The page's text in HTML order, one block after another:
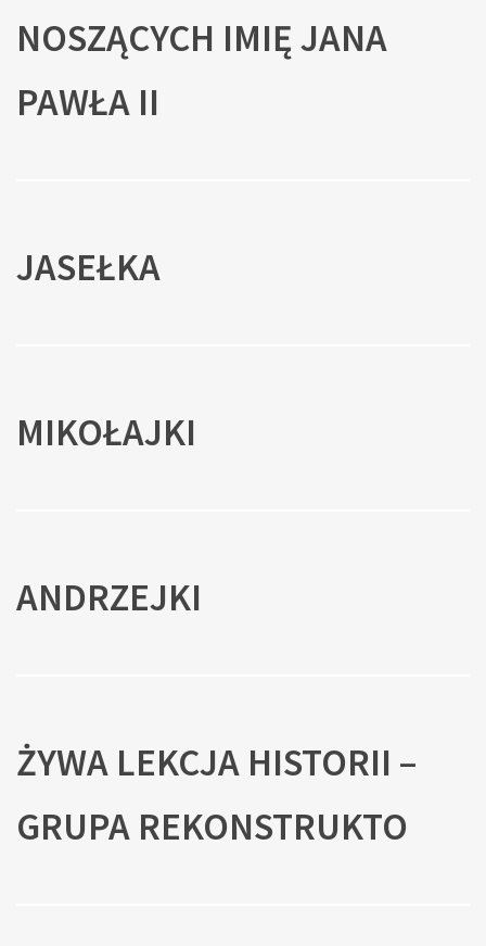
NOSZĄCYCH IMIĘ JANA
PAWŁA II
JASEŁKA
MIKOŁAJKI
ANDRZEJKI
ŻYWA LEKCJA HISTORII –
GRUPA REKONSTRUKTO